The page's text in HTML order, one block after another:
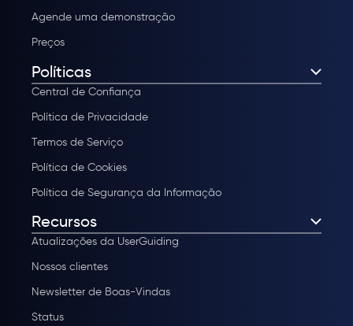
Agende uma demonstração
Preços
Políticas
Central de Confiança
Política de Privacidade
Termos de Serviço
Política de Cookies
Política de Segurança da Informação
Recursos
Atualizações da UserGuiding
Nossos clientes
Newsletter de Boas-Vindas
Status